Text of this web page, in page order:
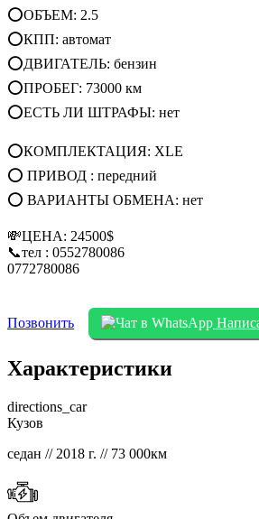
⭕ОБЪЕМ: 2.5
⭕КПП: автомат
⭕ДВИГАТЕЛЬ: бензин
⭕ПРОБЕГ: 73000 км
⭕ЕСТЬ ЛИ ШТРАФЫ: нет
⭕КОМПЛЕКТАЦИЯ: XLE
⭕ ПРИВОД : передний
⭕ ВАРИАНТЫ ОБМЕНА: нет
💸ЦЕНА: 24500$
📞тел : 0552780086
0772780086
Позвонить
Характеристики
directions_car
Кузов
седан // 2018 г. // 73 000км